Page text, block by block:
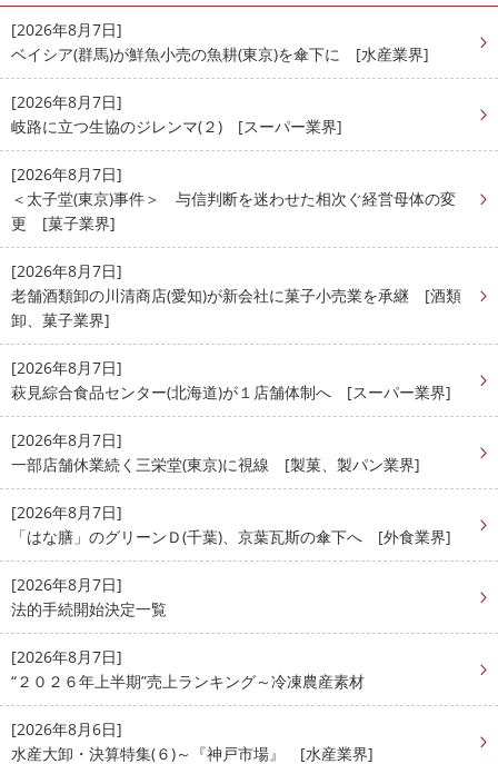
[2026年8月7日]
ベイシア(群馬)が鮮魚小売の魚耕(東京)を傘下に [水産業界]
[2026年8月7日]
岐路に立つ生協のジレンマ(２) [スーパー業界]
[2026年8月7日]
＜太子堂(東京)事件＞ 与信判断を迷わせた相次ぐ経営母体の変
更 [菓子業界]
[2026年8月7日]
老舗酒類卸の川清商店(愛知)が新会社に菓子小売業を承継 [酒類
卸、菓子業界]
[2026年8月7日]
萩見綜合食品センター(北海道)が１店舗体制へ [スーパー業界]
[2026年8月7日]
一部店舗休業続く三栄堂(東京)に視線 [製菓、製パン業界]
[2026年8月7日]
「はな膳」のグリーンＤ(千葉)、京葉瓦斯の傘下へ [外食業界]
[2026年8月7日]
法的手続開始決定一覧
[2026年8月7日]
“２０２６年上半期”売上ランキング～冷凍農産素材
[2026年8月6日]
水産大卸・決算特集(６)～『神戸市場』 [水産業界]